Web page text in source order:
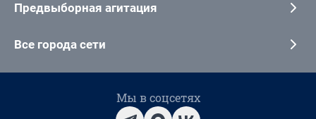
Предвыборная агитация
Все города сети
Мы в соцсетях